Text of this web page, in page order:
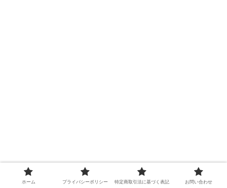
ホーム プライバシーポリシー 特定商取引法に基づく表記 お問い合わせ